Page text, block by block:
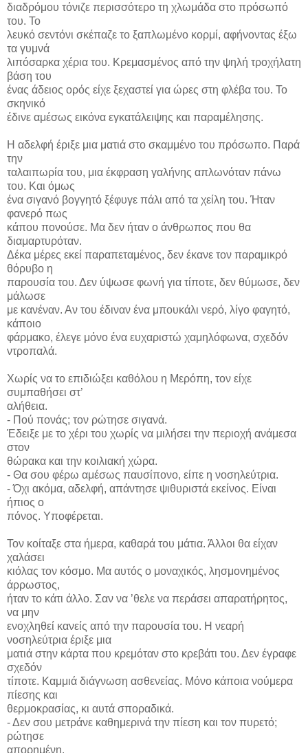
διαδρόμου τόνιζε περισσότερο τη χλωμάδα στο πρόσωπό
του. Το
λευκό σεντόνι σκέπαζε το ξαπλωμένο κορμί, αφήνοντας έξω
τα γυμνά
λιπόσαρκα χέρια του. Κρεμασμένος από την ψηλή τροχήλατη
βάση του
ένας άδειος ορός είχε ξεχαστεί για ώρες στη φλέβα του. Το
σκηνικό
έδινε αμέσως εικόνα εγκατάλειψης και παραμέλησης.
Η αδελφή έριξε μια ματιά στο σκαμμένο του πρόσωπο. Παρά
την
ταλαιπωρία του, μια έκφραση γαλήνης απλωνόταν πάνω
του. Και όμως
ένα σιγανό βογγητό ξέφυγε πάλι από τα χείλη του. Ήταν
φανερό πως
κάπου πονούσε. Μα δεν ήταν ο άνθρωπος που θα
διαμαρτυρόταν.
Δέκα μέρες εκεί παραπεταμένος, δεν έκανε τον παραμικρό
θόρυβο η
παρουσία του. Δεν ύψωσε φωνή για τίποτε, δεν θύμωσε, δεν
μάλωσε
με κανέναν. Αν του έδιναν ένα μπουκάλι νερό, λίγο φαγητό,
κάποιο
φάρμακο, έλεγε μόνο ένα ευχαριστώ χαμηλόφωνα, σχεδόν
ντροπαλά.
Χωρίς να το επιδιώξει καθόλου η Μερόπη, τον είχε
συμπαθήσει στ’
αλήθεια.
- Πού πονάς; τον ρώτησε σιγανά.
Έδειξε με το χέρι του χωρίς να μιλήσει την περιοχή ανάμεσα
στον
θώρακα και την κοιλιακή χώρα.
- Θα σου φέρω αμέσως παυσίπονο, είπε η νοσηλεύτρια.
- Όχι ακόμα, αδελφή, απάντησε ψιθυριστά εκείνος. Είναι
ήπιος ο
πόνος. Υποφέρεται.
Τον κοίταξε στα ήμερα, καθαρά του μάτια. Άλλοι θα είχαν
χαλάσει
κιόλας τον κόσμο. Μα αυτός ο μοναχικός, λησμονημένος
άρρωστος,
ήταν το κάτι άλλο. Σαν να ’θελε να περάσει απαρατήρητος,
να μην
ενοχληθεί κανείς από την παρουσία του. Η νεαρή
νοσηλεύτρια έριξε μια
ματιά στην κάρτα που κρεμόταν στο κρεβάτι του. Δεν έγραφε
σχεδόν
τίποτε. Καμμιά διάγνωση ασθενείας. Μόνο κάποια νούμερα
πίεσης και
θερμοκρασίας, κι αυτά σποραδικά.
- Δεν σου μετράνε καθημερινά την πίεση και τον πυρετό;
ρώτησε
απορημένη.